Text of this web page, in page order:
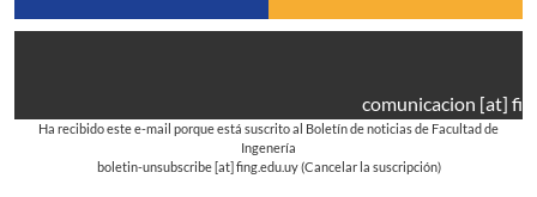
comunicacion [at]
Ha recibido este e-mail porque está suscrito al Boletín de noticias de Facultad de
Ingenería
boletin-unsubscribe[at]fing.edu.uy(Cancelar la suscripción)